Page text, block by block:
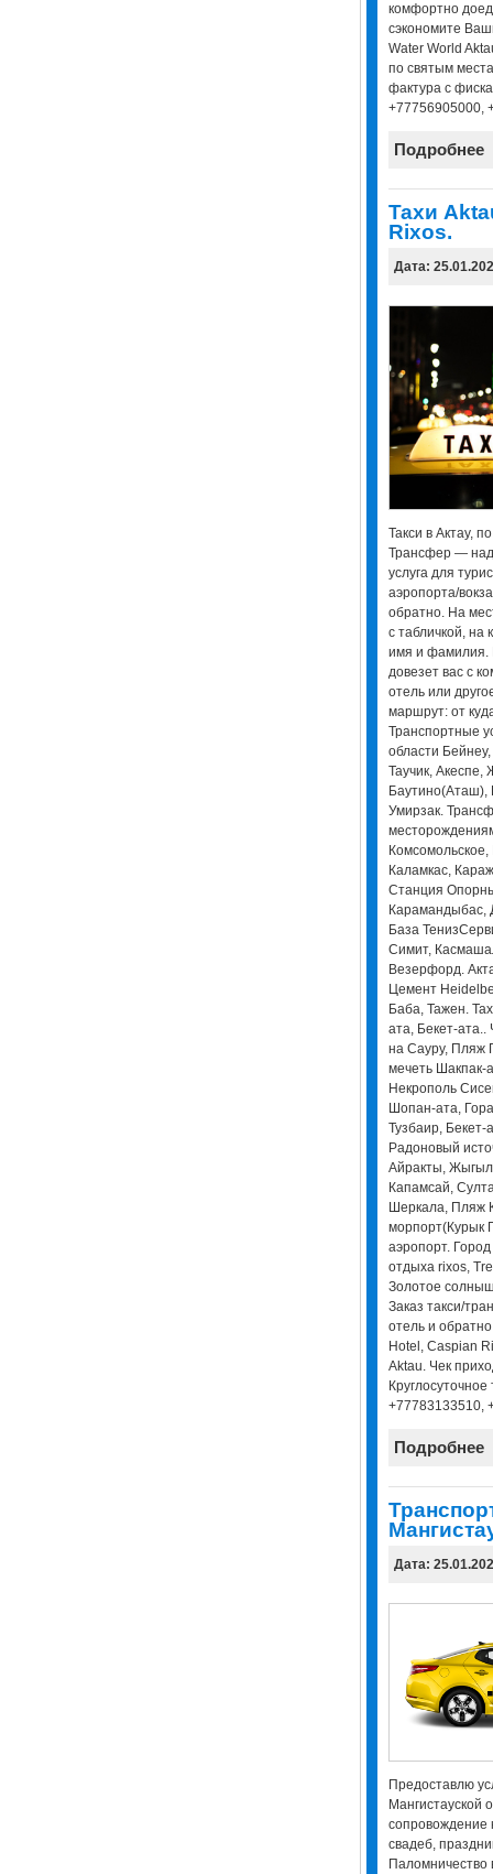
комфортно
сэкономите
Water World
по святым
фактура с
+77756905000,
Подробнее
Taxи
Rixos.
Дата:
Такси в Актау,
Трансфер —
услуга для
аэропорта/
обратно. На
с табличкой, на
имя и фамилия.
довезет вас с
отель или
маршрут: от
Транспортные
области
Таучик,
Баутино(Аташ),
Умирзак.
Каламкас,
Станция
Карамандыбас,
База
Симит,
Везерфорд.
Цемент
Баба, Тажен.
ата, Бекет-ата..
на Сауру, Пляж
мечеть Шакпак-
Некрополь
Шопан-ата,
Тузбаир,
Радоновый
Айракты,
Капамсай,
Шеркала, Пляж
морпорт(Курык
аэропорт.
отдыха rixos,
Золотое
Заказ такси/
отель и
Hotel, Caspian
Aktau. Чек
+77783133510,
Подробнее
Дата:
Предоставлю
Мангистауской
сопровождение
свадеб,
Паломничество